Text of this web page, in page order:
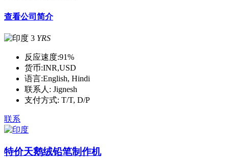
查看公司简介
3 YRS
反应速度:91%
货币:INR,USD
语言:English, Hindi
联系人: Jignesh
支付方式: T/T, D/P
联系
特价天鹅绒铅笔制作机